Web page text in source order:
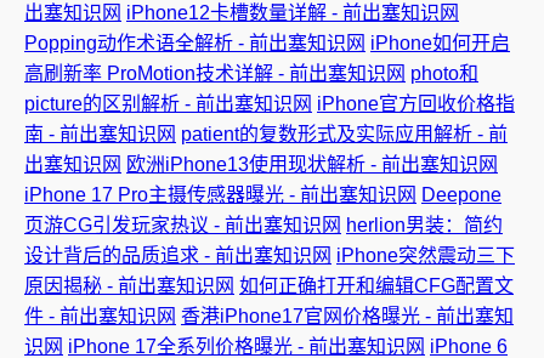
出塞知识网 iPhone12卡槽数量详解 - 前出塞知识网
Popping动作术语全解析 - 前出塞知识网 iPhone如何开启
高刷新率 ProMotion技术详解 - 前出塞知识网 photo和
picture的区别解析 - 前出塞知识网 iPhone官方回收价格指
南 - 前出塞知识网 patient的复数形式及实际应用解析 - 前
出塞知识网 欧洲iPhone13使用现状解析 - 前出塞知识网
iPhone 17 Pro主摄传感器曝光 - 前出塞知识网 Deepone
页游CG引发玩家热议 - 前出塞知识网 herlion男装：简约
设计背后的品质追求 - 前出塞知识网 iPhone突然震动三下
原因揭秘 - 前出塞知识网 如何正确打开和编辑CFG配置文
件 - 前出塞知识网 香港iPhone17官网价格曝光 - 前出塞知
识网 iPhone 17全系列价格曝光 - 前出塞知识网 iPhone 6